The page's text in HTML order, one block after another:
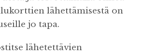
lähettämisestä on
jo tapa.
lähetettävien